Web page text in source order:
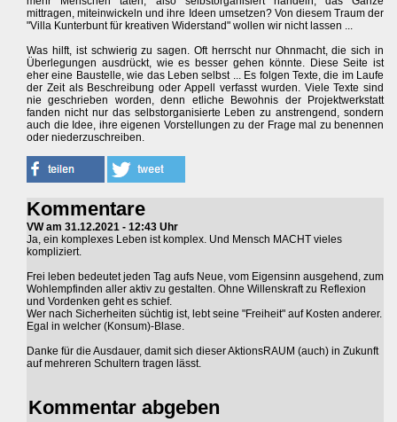
mittragen, miteinwickeln und ihre Ideen umsetzen? Von diesem Traum der
"Villa Kunterbunt für kreativen Widerstand" wollen wir nicht lassen ...
Was hilft, ist schwierig zu sagen. Oft herrscht nur Ohnmacht, die sich in
Überlegungen ausdrückt, wie es besser gehen könnte. Diese Seite ist
eher eine Baustelle, wie das Leben selbst ... Es folgen Texte, die im Laufe
der Zeit als Beschreibung oder Appell verfasst wurden. Viele Texte sind
nie geschrieben worden, denn etliche Bewohnis der Projektwerkstatt
fanden nicht nur das selbstorganisierte Leben zu anstrengend, sondern
auch die Idee, ihre eigenen Vorstellungen zu der Frage mal zu benennen
oder niederzuschreiben.
Kommentare
VW am 31.12.2021 - 12:43 Uhr
Ja, ein komplexes Leben ist komplex. Und Mensch MACHT vieles
kompliziert.
Frei leben bedeutet jeden Tag aufs Neue, vom Eigensinn ausgehend, zum
Wohlempfinden aller aktiv zu gestalten. Ohne Willenskraft zu Reflexion
und Vordenken geht es schief.
Wer nach Sicherheiten süchtig ist, lebt seine "Freiheit" auf Kosten anderer.
Egal in welcher (Konsum)-Blase.
Danke für die Ausdauer, damit sich dieser AktionsRAUM (auch) in Zukunft
auf mehreren Schultern tragen lässt.
Kommentar abgeben